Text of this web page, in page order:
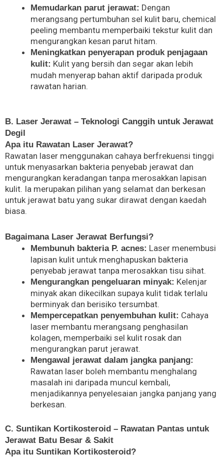
Memudarkan parut jerawat: Dengan
merangsang pertumbuhan sel kulit baru, chemical
peeling membantu memperbaiki tekstur kulit dan
mengurangkan kesan parut hitam.
Meningkatkan penyerapan produk penjagaan
kulit: Kulit yang bersih dan segar akan lebih
mudah menyerap bahan aktif daripada produk
rawatan harian.
B. Laser Jerawat – Teknologi Canggih untuk Jerawat
Degil
Apa itu Rawatan Laser Jerawat?
Rawatan laser menggunakan cahaya berfrekuensi tinggi
untuk menyasarkan bakteria penyebab jerawat dan
mengurangkan keradangan tanpa merosakkan lapisan
kulit. Ia merupakan pilihan yang selamat dan berkesan
untuk jerawat batu yang sukar dirawat dengan kaedah
biasa.
Bagaimana Laser Jerawat Berfungsi?
Membunuh bakteria P. acnes: Laser menembusi
lapisan kulit untuk menghapuskan bakteria
penyebab jerawat tanpa merosakkan tisu sihat.
Mengurangkan pengeluaran minyak: Kelenjar
minyak akan dikecilkan supaya kulit tidak terlalu
berminyak dan berisiko tersumbat.
Mempercepatkan penyembuhan kulit: Cahaya
laser membantu merangsang penghasilan
kolagen, memperbaiki sel kulit rosak dan
mengurangkan parut jerawat.
Mengawal jerawat dalam jangka panjang:
Rawatan laser boleh membantu menghalang
masalah ini daripada muncul kembali,
menjadikannya penyelesaian jangka panjang yang
berkesan.
C. Suntikan Kortikosteroid – Rawatan Pantas untuk
Jerawat Batu Besar & Sakit
Apa itu Suntikan Kortikosteroid?